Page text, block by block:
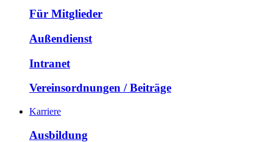
Für Mitglieder
Außendienst
Intranet
Vereinsordnungen / Beiträge
Karriere
Ausbildung